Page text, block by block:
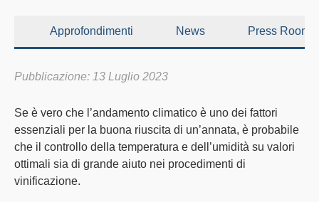
Approfondimenti News Press Room
Pubblicazione: 13 Luglio 2023
Se è vero che l’andamento climatico è uno dei fattori
essenziali per la buona riuscita di un’annata, è probabile
che il controllo della temperatura e dell’umidità su valori
ottimali sia di grande aiuto nei procedimenti di
vinificazione.